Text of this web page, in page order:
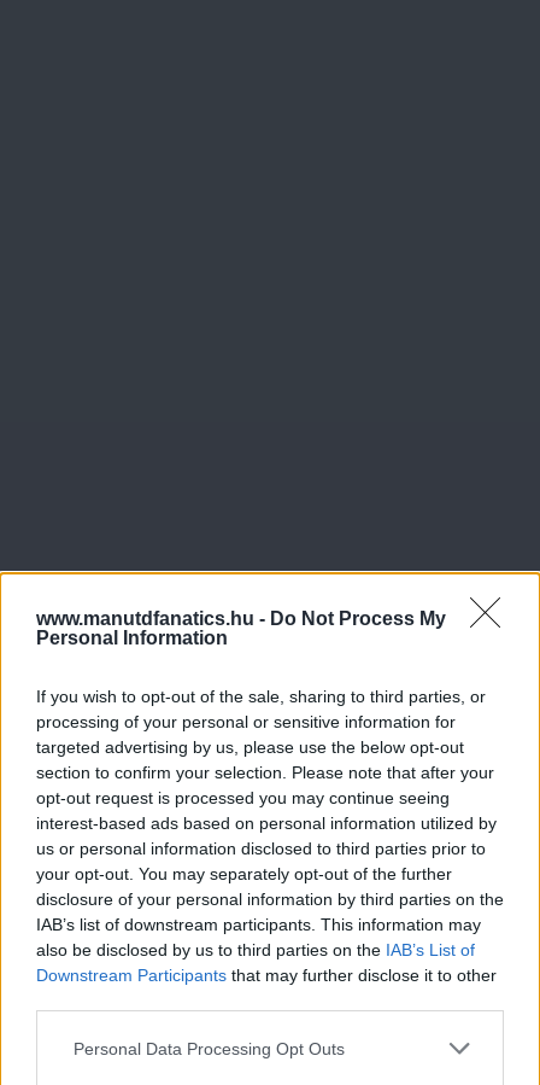
www.manutdfanatics.hu - Do Not Process My
Personal Information
If you wish to opt-out of the sale, sharing to third parties, or
processing of your personal or sensitive information for
targeted advertising by us, please use the below opt-out
section to confirm your selection. Please note that after your
opt-out request is processed you may continue seeing
interest-based ads based on personal information utilized by
us or personal information disclosed to third parties prior to
your opt-out. You may separately opt-out of the further
disclosure of your personal information by third parties on the
IAB’s list of downstream participants. This information may
also be disclosed by us to third parties on the IAB’s List of
Downstream Participants that may further disclose it to other
Please note that this website/app uses one or more Google
Personal Data Processing Opt Outs
Meccs Center